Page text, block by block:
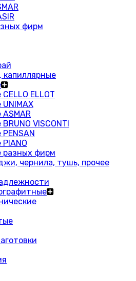
фирм
капиллярные
ELLOT
VISCONTI
разных фирм
чернила, тушь, прочее